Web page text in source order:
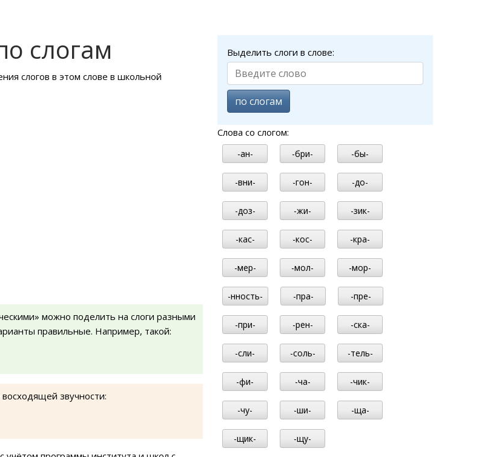
слогам
слогов в этом слове в школьной
можно поделить на слоги разными
правильные. Например, такой:
звучности:
Выделить слоги в слове:
по слогам
Слова со слогом:
-ан- -бри- -бы-
-вни- -гон- -до-
-доз- -жи- -зик-
-кас- -кос- -кра-
-мер- -мол- -мор-
-нность- -пра- -пре-
-при- -рен- -ска-
-сли- -соль- -тель-
-фи- -ча- -чик-
-чу- -ши- -ща-
-щик- -щу-